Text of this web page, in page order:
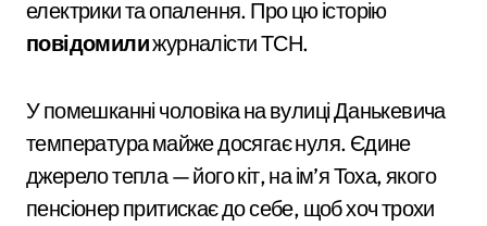
електрики та опалення. Про цю історію
повідомилижурналісти ТСН.
У помешканні чоловіка на вулиці Данькевича
температура майже досягає нуля. Єдине
джерело тепла — його кіт, на ім’я Тоха, якого
пенсіонер притискає до себе, щоб хоч трохи